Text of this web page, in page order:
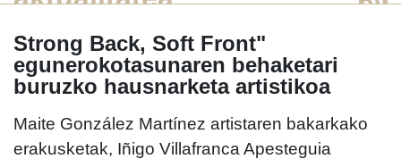
Strong Back, Soft Front"
egunerokotasunaren behaketari
buruzko hausnarketa artistikoa
Maite González Martínez artistaren bakarkako
erakusketak, Iñigo Villafranca Apesteguia